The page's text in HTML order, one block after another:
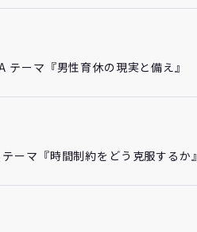
ーマ『男性育休の現実と備え』
ーマ『時間制約をどう克服するか』